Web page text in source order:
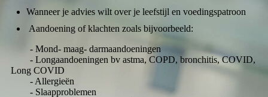
Wanneer je advies wilt over je leefstijl en voedingspatroon
Aandoening of klachten zoals bijvoorbeeld:
- Mond- maag- darmaandoeningen
- Longaandoeningen bv astma, COPD, bronchitis, COVID,
Long COVID
- Allergieën
- Slaapproblemen